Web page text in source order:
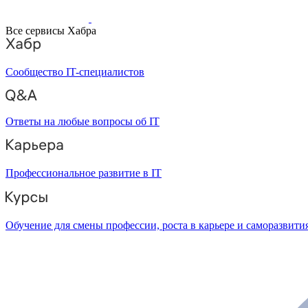
Все сервисы Хабра
Сообщество IT-специалистов
Ответы на любые вопросы об IT
Профессиональное развитие в IT
Обучение для смены профессии, роста в карьере и